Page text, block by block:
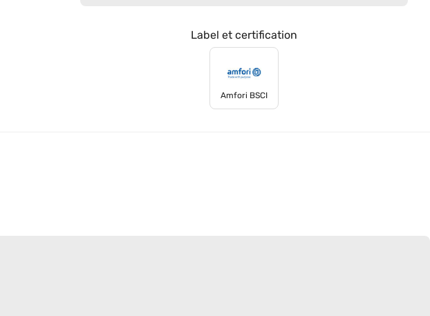
Label et certification
Amfori BSCI